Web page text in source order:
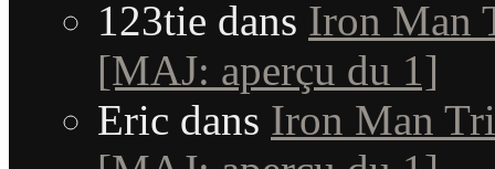
123tie dans Iron Man
[MAJ: aperçu du 1]
Eric dans Iron Man